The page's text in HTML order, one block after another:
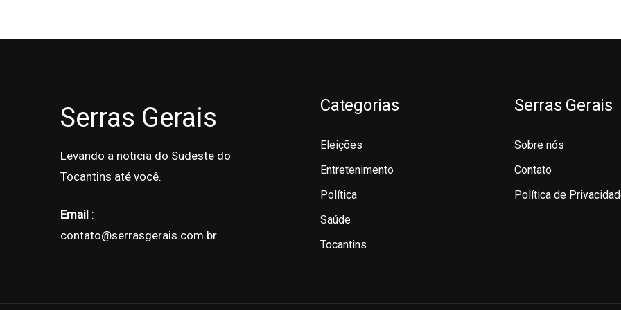
Serras Gerais
Levando a noticia do Sudeste do
Tocantins até você.
Email :
contato@serrasgerais.com.br
Categorias
Eleições
Entretenimento
Política
Saúde
Tocantins
Serras Gerais
Sobre nós
Contato
Política de